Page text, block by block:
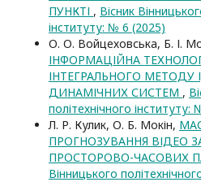
ПУНКТІ , Вісник
інституту: № 6 (2025)
О. О. Войцеховська, Б. І.
ІНФОРМАЦІЙНА
ІНТЕГРАЛЬНОГО МЕТОДУ
ДИНАМІЧНИХ СИСТЕМ ,
політехнічного інституту:
Л. Р. Кулик, О. Б. Мокін,
ПРОГНОЗУВАННЯ ВІДЕО
ПРОСТОРОВО-ЧАСОВИХ
Вінницького